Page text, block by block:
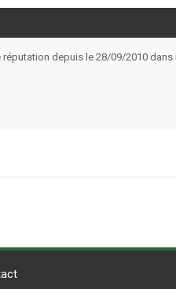
depuis le 28/09/2010 dans